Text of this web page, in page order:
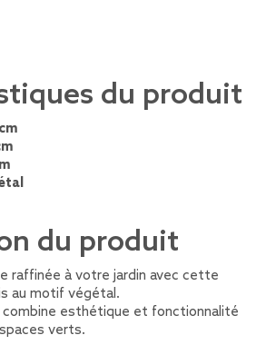
du produit
du produit
raffinée à votre jardin avec cette
au motif végétal.
combine esthétique et fonctionnalité
verts.